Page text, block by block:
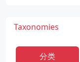
Taxonomies
分类